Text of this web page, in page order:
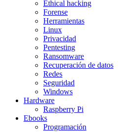
Ethical hacking
Forense
Herramientas
Linux
Privacidad
Pentesting
Ransomware
Recuperación de datos
Redes
Seguridad
Windows
Hardware
Raspberry Pi
Ebooks
Programación